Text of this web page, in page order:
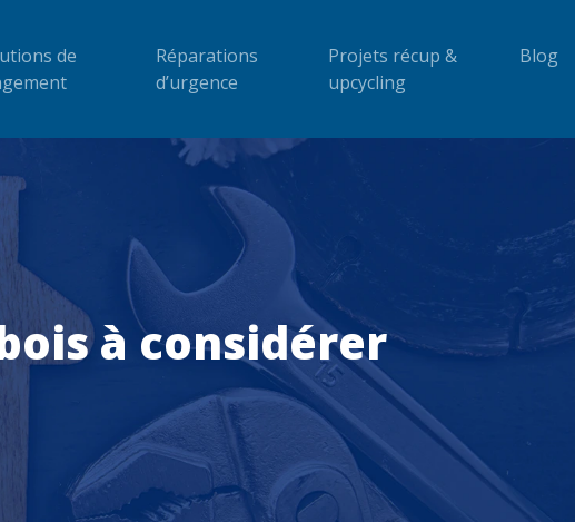
de
Réparations
d’urgence
Projets récup &
upcycling
Blog
à considérer